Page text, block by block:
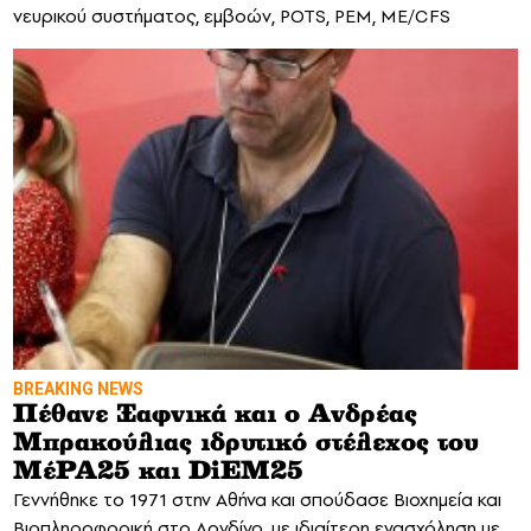
νευρικού συστήματος, εμβοών, POTS, PEM, ME/CFS
BREAKING NEWS
Πέθανε Ξαφνικά και ο Ανδρέας
Μπρακούλιας ιδρυτικό στέλεχος του
ΜέΡΑ25 και DiEM25
Γεννήθηκε το 1971 στην Αθήνα και σπούδασε Βιοχημεία και